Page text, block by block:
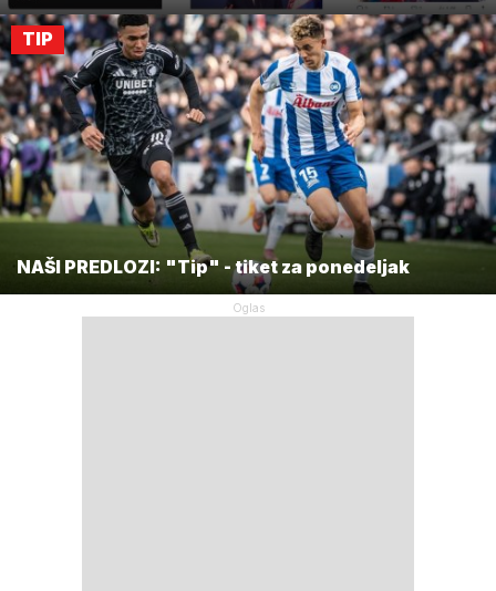
TIP
NAŠI PREDLOZI: "Tip" - tiket za ponedeljak